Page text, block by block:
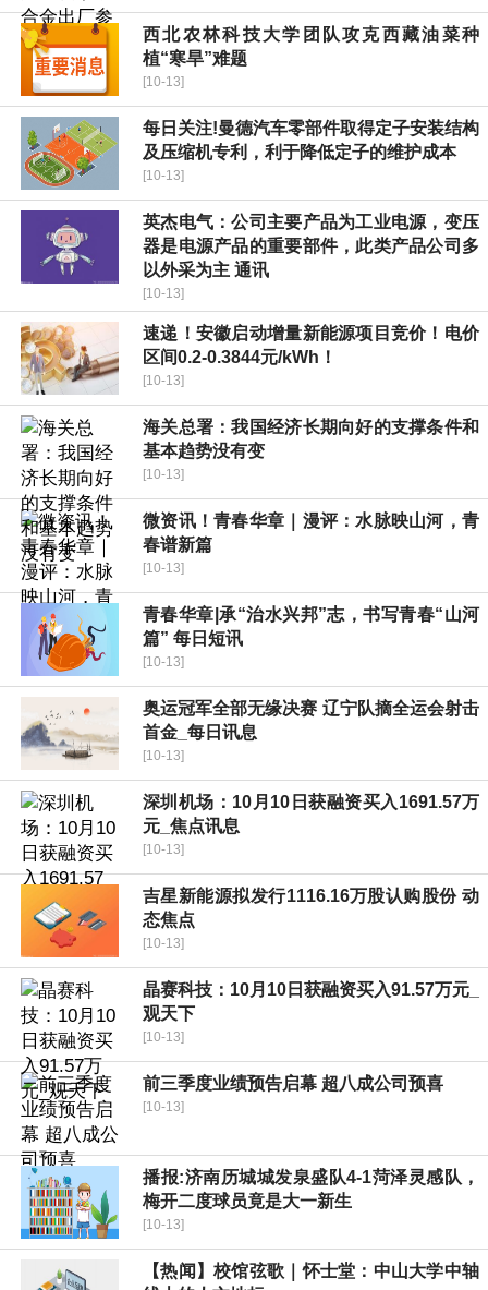
西北农林科技大学团队攻克西藏油菜种
植“寒旱”难题
[10-13]
每日关注!曼德汽车零部件取得定子安装结构
及压缩机专利，利于降低定子的维护成本
[10-13]
英杰电气：公司主要产品为工业电源，变压
器是电源产品的重要部件，此类产品公司多
以外采为主 通讯
[10-13]
速递！安徽启动增量新能源项目竞价！电价
区间0.2-0.3844元/kWh！
[10-13]
海关总署：我国经济长期向好的支撑条件和
基本趋势没有变
[10-13]
微资讯！青春华章｜漫评：水脉映山河，青
春谱新篇
[10-13]
青春华章|承“治水兴邦”志，书写青春“山河
篇” 每日短讯
[10-13]
奥运冠军全部无缘决赛 辽宁队摘全运会射击
首金_每日讯息
[10-13]
深圳机场：10月10日获融资买入1691.57万
元_焦点讯息
[10-13]
吉星新能源拟发行1116.16万股认购股份 动
态焦点
[10-13]
晶赛科技：10月10日获融资买入91.57万元_
观天下
[10-13]
前三季度业绩预告启幕 超八成公司预喜
[10-13]
播报:济南历城城发泉盛队4-1菏泽灵感队，
梅开二度球员竟是大一新生
[10-13]
【热闻】校馆弦歌｜怀士堂：中山大学中轴